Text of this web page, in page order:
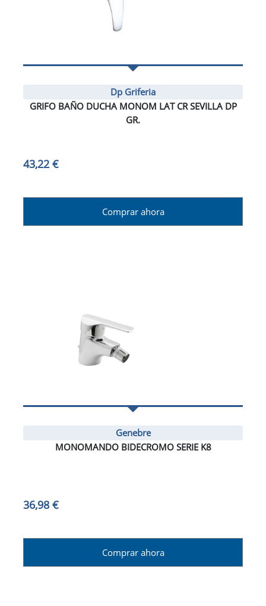
Dp Griferia
GRIFO BAÑO DUCHA MONOM LAT CR SEVILLA DP
GR.
43,22 €
Comprar ahora
Genebre
MONOMANDO BIDECROMO SERIE K8
36,98 €
Comprar ahora